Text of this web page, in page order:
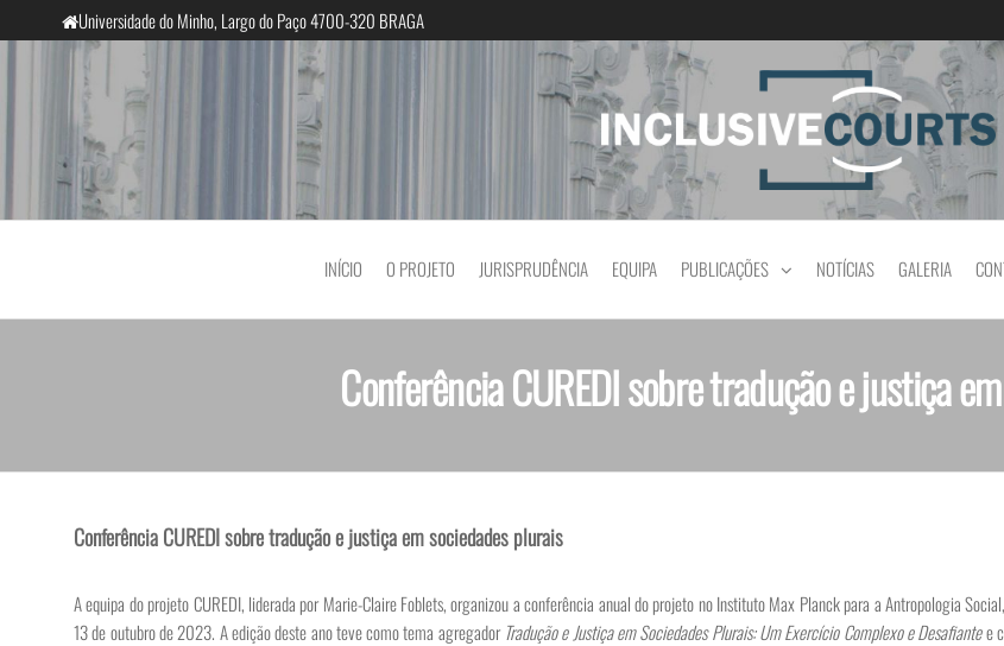
Universidade do Minho, Largo do Paço 4700-320 BRAGA
InclusiveCourts Igualdade e diferença cultural na
INÍCIO O PROJETO JURISPRUDÊNCIA EQUIPA PUBLICAÇÕES NOTÍCIAS GALERIA
Conferência CUREDI sobre tradução e justiça
Conferência CUREDI sobre tradução e justiça em sociedades plurais
A equipa do projeto CUREDI, liderada por Marie-Claire Foblets, organizou a conferência anual do projeto no Instituto Max Planck para a Antropologia
13 de outubro de 2023. A edição deste ano teve como tema agregador Tradução e Justiça em Sociedades Plurais: Um Exercício Complexo e Desafiantee